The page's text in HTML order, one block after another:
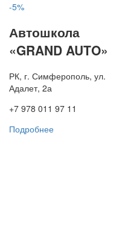
-5%
Автошкола
«GRAND AUTO»
РК, г. Симферополь, ул.
Адалет, 2а
+7 978 011 97 11
Подробнее